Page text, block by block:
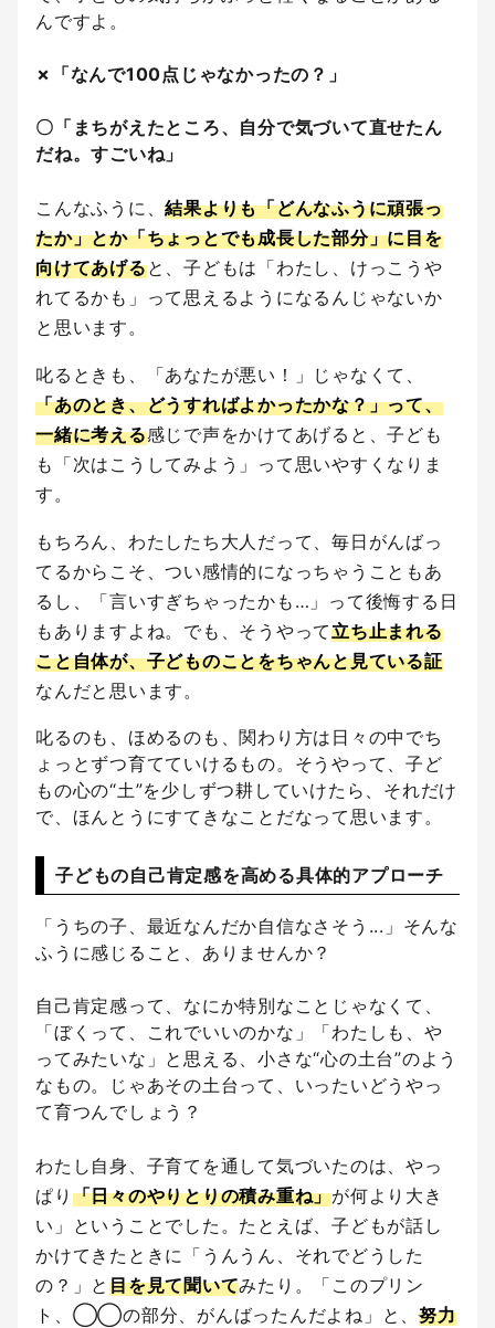
んですよ。
✗「なんで100点じゃなかったの？」
〇「まちがえたところ、自分で気づいて直せたん
だね。すごいね」
こんなふうに、結果よりも「どんなふうに頑張っ
たか」とか「ちょっとでも成長した部分」に目を
向けてあげると、子どもは「わたし、けっこうや
れてるかも」って思えるようになるんじゃないか
と思います。
叱るときも、「あなたが悪い！」じゃなくて、
「あのとき、どうすればよかったかな？」って、
一緒に考える感じで声をかけてあげると、子ども
も「次はこうしてみよう」って思いやすくなりま
す。
もちろん、わたしたち大人だって、毎日がんばっ
てるからこそ、つい感情的になっちゃうこともあ
るし、「言いすぎちゃったかも…」って後悔する日
もありますよね。でも、そうやって立ち止まれる
こと自体が、子どものことをちゃんと見ている証
なんだと思います。
叱るのも、ほめるのも、関わり方は日々の中でち
ょっとずつ育てていけるもの。そうやって、子ど
もの心の“土”を少しずつ耕していけたら、それだけ
で、ほんとうにすてきなことだなって思います。
子どもの自己肯定感を高める具体的アプローチ
「うちの子、最近なんだか自信なさそう...」そんな
ふうに感じること、ありませんか？
自己肯定感って、なにか特別なことじゃなくて、
「ぼくって、これでいいのかな」「わたしも、や
ってみたいな」と思える、小さな“心の土台”のよう
なもの。じゃあその土台って、いったいどうやっ
て育つんでしょう？
わたし自身、子育てを通して気づいたのは、やっ
ぱり 「日々のやりとりの積み重ね」が何より大き
い」ということでした。たとえば、子どもが話し
かけてきたときに「うんうん、それでどうした
の？」と 目を見て聞いてみたり。「このプリン
ト、◯◯の部分、がんばったんだよね」と、努力